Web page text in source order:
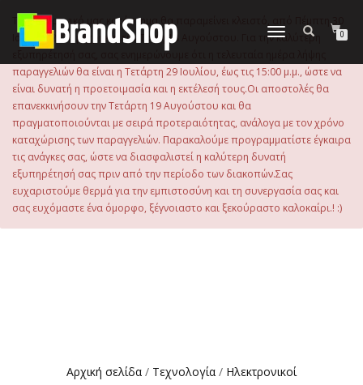
περιεχόμενο
Εναλλαγή
0
Το ηλεκτρονικό μας κατάστημα θα παραμείνει κλειστό, από Πέμπτη 30
Ιουλίου 2026 μέχρι και την Τρίτη 18 Αυγούστου. Για την καλύτερη
εξυπηρέτησή σας, σας ενημερώνουμε ότι η τελευταία ημέρα λήψης
παραγγελιών θα είναι η Τετάρτη 29 Ιουλίου, έως τις 15:00 μ.μ., ώστε να
είναι δυνατή η προετοιμασία και η εκτέλεσή τους.Οι αποστολές θα
επανεκκινήσουν την Τετάρτη 19 Αυγούστου και θα
πραγματοποιούνται με σειρά προτεραιότητας, ανάλογα με τον χρόνο
καταχώρισης των παραγγελιών. Παρακαλούμε προγραμματίστε έγκαιρα
τις ανάγκες σας, ώστε να διασφαλιστεί η καλύτερη δυνατή
εξυπηρέτησή σας πριν από την περίοδο των διακοπών.Σας
ευχαριστούμε θερμά για την εμπιστοσύνη και τη συνεργασία σας και
σας ευχόμαστε ένα όμορφο, ξέγνοιαστο και ξεκούραστο καλοκαίρι.! :)
Αρχική σελίδα / Τεχνολογία / Ηλεκτρονικοί